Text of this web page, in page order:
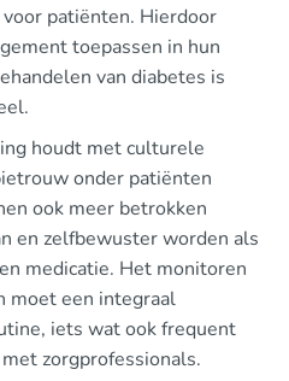
patiënten. Hierdoor
toepassen in hun
van diabetes is
houdt met culturele
onder patiënten
ook meer betrokken
en zelfbewuster worden als
medicatie. Het monitoren
moet een integraal
iets wat ook frequent
zorgprofessionals.